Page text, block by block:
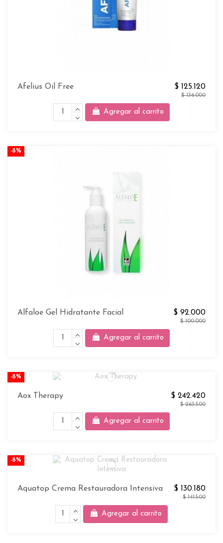
Afelius Oil Free $ 125.120
$ 136.000
Agregar al carrito
-8%
Alfaloe Gel Hidratante Facial $ 92.000
$ 100.000
Agregar al carrito
-8%
Aox Therapy $ 242.420
$ 263.500
Agregar al carrito
-8%
Aquatop Crema Restauradora Intensiva $ 130.180
$ 141.500
Agregar al carrito